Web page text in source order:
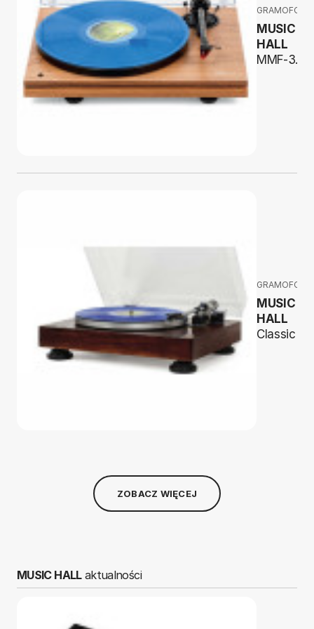
GRAMOFONY
MUSIC
HALL
MMF-3.3
GRAMOFONY
MUSIC
HALL
Classic
ZOBACZ WIĘCEJ
MUSIC HALLaktualności